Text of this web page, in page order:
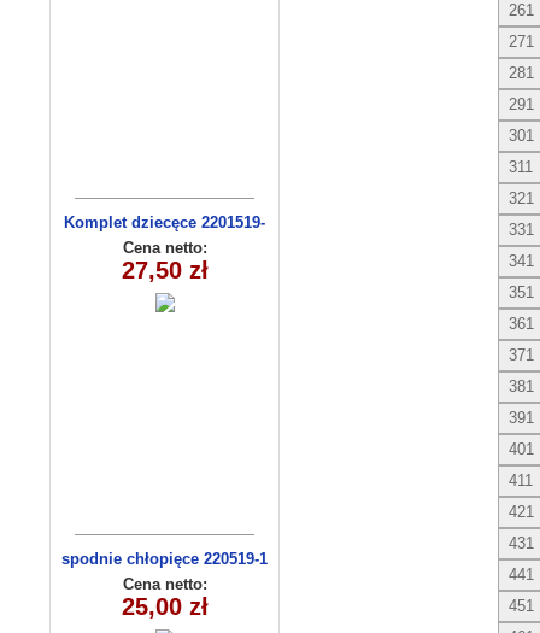
Komplet dziecęce 2201519-
13(92-110m) 4szt
Cena netto:
27,50 zł
spodnie chłopięce 220519-1
(1-6) 5szt
Cena netto:
25,00 zł
261
271
281
291
301
311
321
331
341
351
361
371
381
391
401
411
421
431
441
451